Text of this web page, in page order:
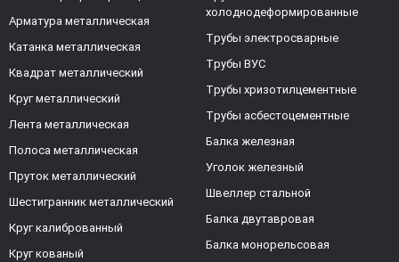
Арматура металлическая
Катанка металлическая
Квадрат металлический
Круг металлический
Лента металлическая
Полоса металлическая
Пруток металлический
Шестигранник металлический
Круг калиброванный
Круг кованый
холоднодеформированные
Трубы электросварные
Трубы ВУС
Трубы хризотилцементные
Трубы асбестоцементные
Балка железная
Уголок железный
Швеллер стальной
Балка двутавровая
Балка монорельсовая